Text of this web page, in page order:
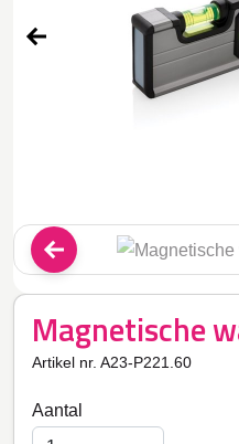
Magnetische
Artikel nr. A23-P221.60
Aantal